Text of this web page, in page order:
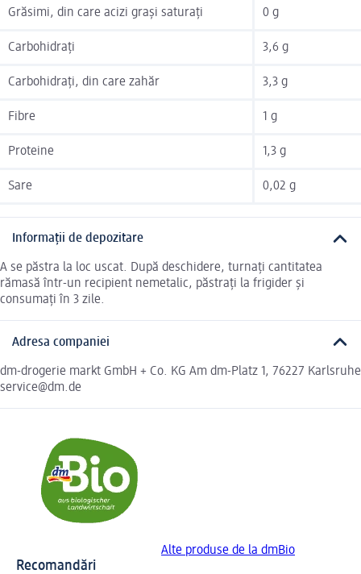
Grăsimi, din care acizi grași saturați 0 g
Carbohidrați 3,6 g
Carbohidrați, din care zahăr 3,3 g
Fibre 1 g
Proteine 1,3 g
Sare 0,02 g
Informații de depozitare
A se păstra la loc uscat. După deschidere, turnați cantitatea
rămasă într-un recipient nemetalic, păstrați la frigider și
consumați în 3 zile.
Adresa companiei
dm-drogerie markt GmbH + Co. KG Am dm-Platz 1, 76227 Karlsruhe
service@dm.de
Alte produse de la dmBio
Recomandări